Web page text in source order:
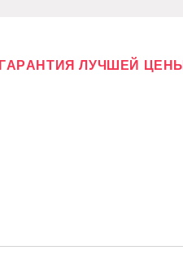
ГАРАНТИЯ ЛУЧШЕЙ ЦЕНЫ